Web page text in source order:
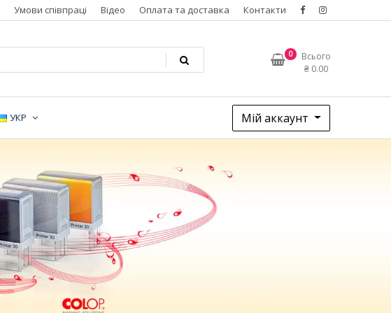
Умови співпраці Відео Оплата та доставка Контакти
0
Всього
₴ 0.00
УКР Мій аккаунт